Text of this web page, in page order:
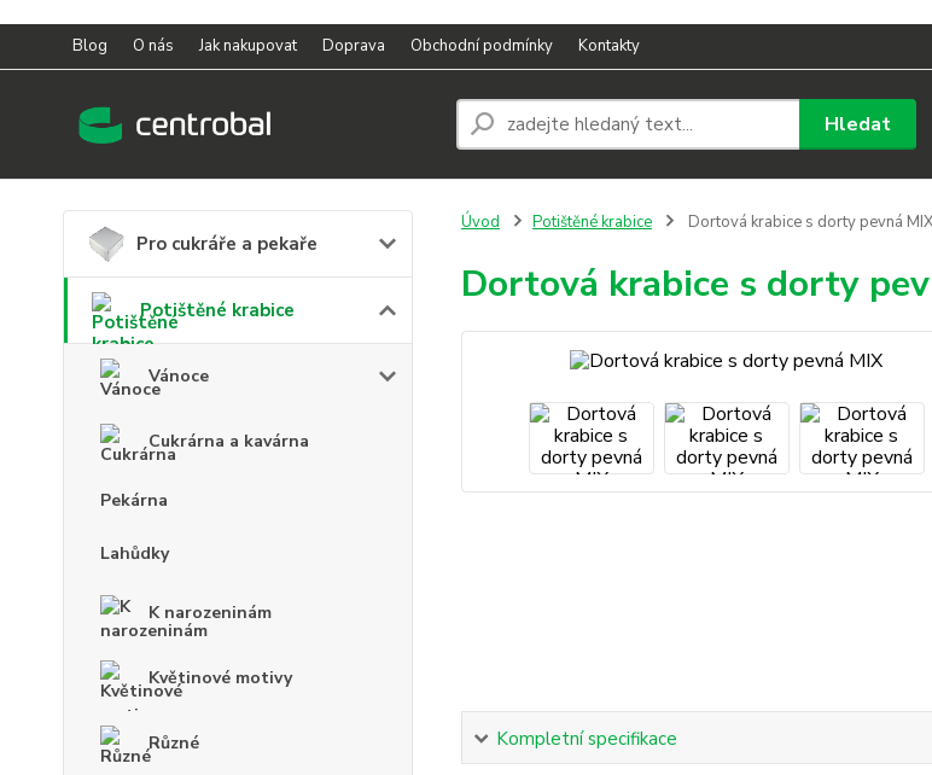
Blog O nás Jak nakupovat Doprava Obchodní podmínky Kontakty
Hledat
Pro cukráře a pekaře
Potištěné krabice
Vánoce
Cukrárna a kavárna
Pekárna
Lahůdky
K narozeninám
Květinové motivy
Různé
Úvod Potištěné krabice Dortová krabice s dorty pevná MIX
Dortová krabice s dorty
Kompletní specifikace